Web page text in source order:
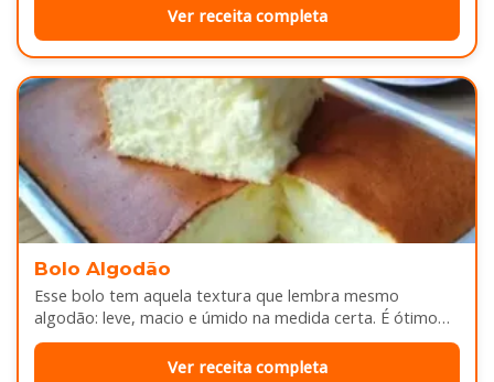
Ver receita completa
Bolo Algodão
Esse bolo tem aquela textura que lembra mesmo
algodão: leve, macio e úmido na medida certa. É ótimo
pra servir…
Ver receita completa